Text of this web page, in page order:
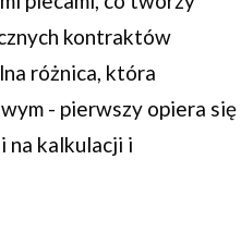
kontraktów
różnica, która
- pierwszy opiera się
na kalkulacji i